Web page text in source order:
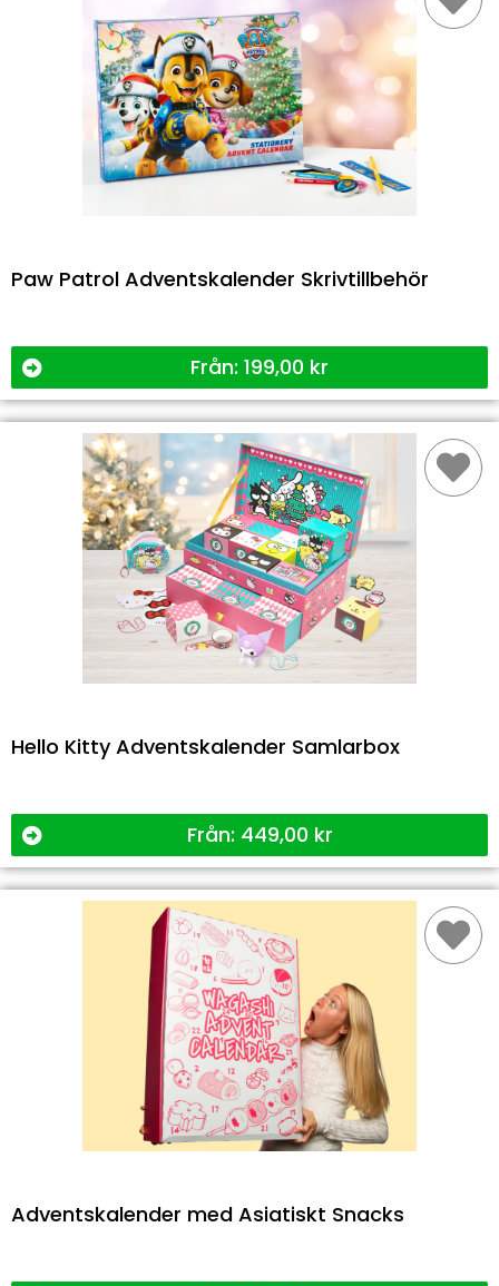
Paw Patrol Adventskalender Skrivtillbehör
Från: 199,00 kr
Hello Kitty Adventskalender Samlarbox
Från: 449,00 kr
Adventskalender med Asiatiskt Snacks